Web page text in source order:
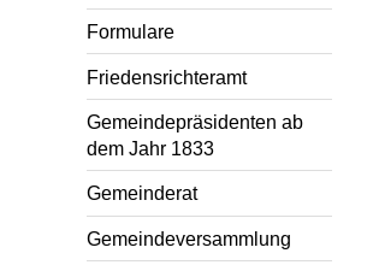
Formulare
Friedensrichteramt
Gemeindepräsidenten ab
dem Jahr 1833
Gemeinderat
Gemeindeversammlung